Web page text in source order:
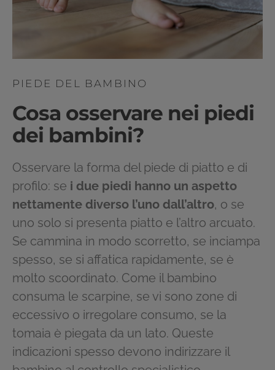
PIEDE DEL BAMBINO
Cosa osservare nei piedi
dei bambini?
Osservare la forma del piede di piatto e di
profilo: se i due piedi hanno un aspetto
nettamente diverso l’uno dall’altro, o se
uno solo si presenta piatto e l’altro arcuato.
Se cammina in modo scorretto, se inciampa
spesso, se si affatica rapidamente, se è
molto scoordinato. Come il bambino
consuma le scarpine, se vi sono zone di
eccessivo o irregolare consumo, se la
tomaia è piegata da un lato. Queste
indicazioni spesso devono indirizzare il